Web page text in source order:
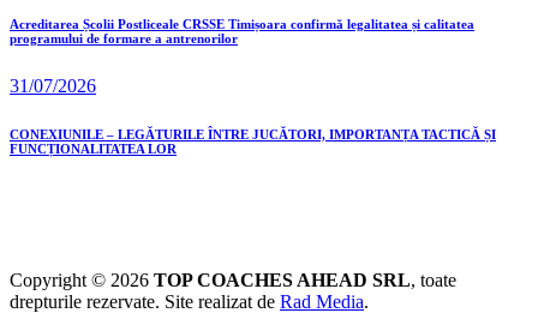
Acreditarea Școlii Postliceale CRSSE Timișoara confirmă legalitatea și calitatea
programului de formare a antrenorilor
31/07/2026
CONEXIUNILE – LEGĂTURILE ÎNTRE JUCĂTORI, IMPORTANȚA TACTICĂ ȘI
FUNCȚIONALITATEA LOR
Copyright © 2026 TOP COACHES AHEAD SRL, toate
drepturile rezervate. Site realizat de Rad Media.